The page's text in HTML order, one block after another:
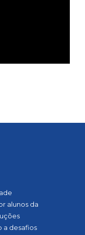
alunos da
a desafios